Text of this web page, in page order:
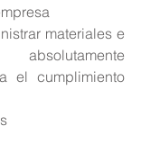
materiales e
el cumplimiento